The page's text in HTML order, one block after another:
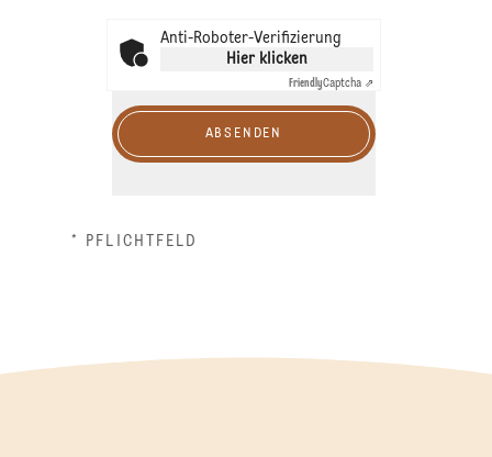
Anti-Roboter-Verifizierung
Hier klicken
FriendlyCaptcha ⇗
ABSENDEN
* PFLICHTFELD